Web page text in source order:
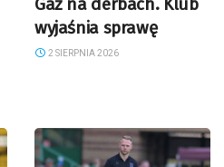
wyjaśnia sprawę
2 SIERPNIA 2026